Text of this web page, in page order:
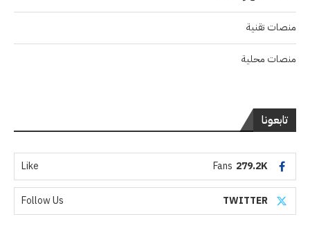
منصات تقنية
منصات محلية
تابعونا
279.2K
Fans
Like
TWITTER
Follow Us